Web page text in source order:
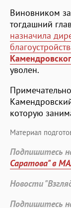
Виновником
тогдашний
назначила
уволен.
которую
Материал
Подпишитесь
Саратова" в
Новости
Подпишитесь